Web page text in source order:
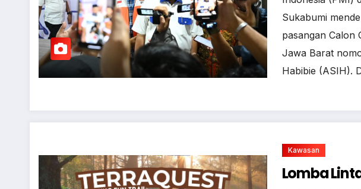
Sukabumi
pasangan Calon
Jawa Barat
Habibie (ASIH).
Kawasan
Lomba